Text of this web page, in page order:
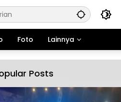
Foto Lainnya
Posts